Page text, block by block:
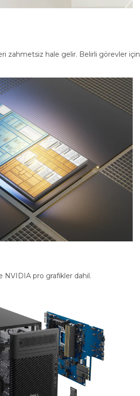
zahmetsiz hale gelir. Belirli görevler
NVIDIA pro grafikler dahil.